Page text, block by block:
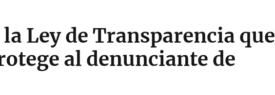
Ley de Transparencia que
al denunciante de